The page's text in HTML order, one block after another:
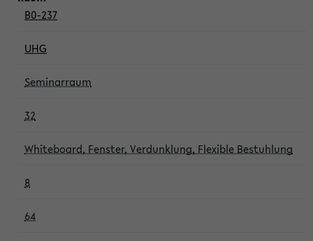
B0-237
UHG
Seminarraum
32
Whiteboard, Fenster, Verdunklung, Flexible Bestuhlung
8
64